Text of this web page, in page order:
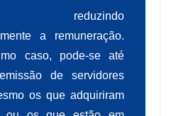
reduzindo
a remuneração.
caso, pode-se até
de servidores
os que adquiriram